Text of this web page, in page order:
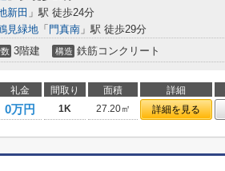
新田 」駅 徒歩24分
見緑地 「 門真南 」駅 徒歩29分
3階建 構造 鉄筋コンクリート
礼金 間取り 面積 詳細
0万円 1K 27.20㎡ 詳細を見る